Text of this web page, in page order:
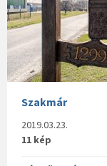
Szakmár
2019.03.23.
11 kép